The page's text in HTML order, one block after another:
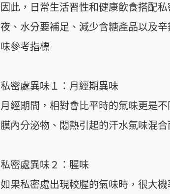
因此，日常生活習性和健康飲食搭配
夜、水分要補足、減少含糖產品以及
味參考指標
私密處異味１：月經期異味
月經期間，相對會比平時的氣味更是
膜內分泌物、悶熱引起的汗水氣味混
私密處異味２：腥味
如果私密處出現較腥的氣味時，很大